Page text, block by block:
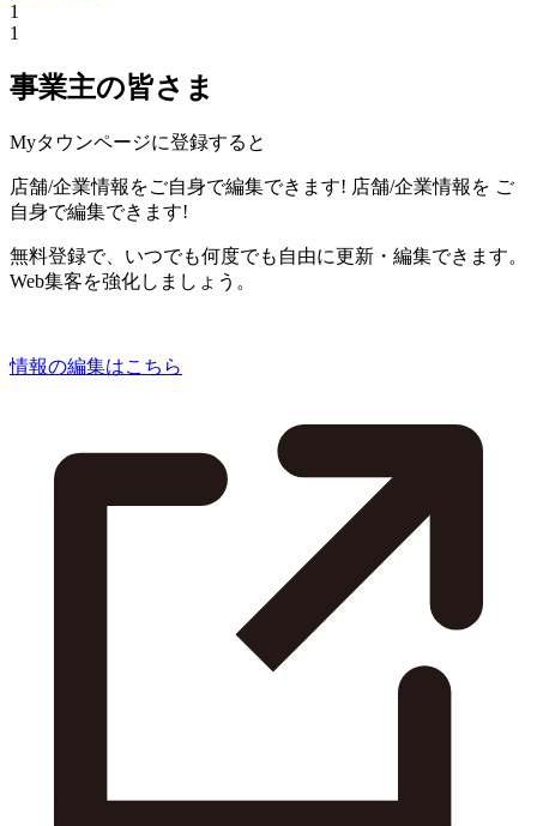
1
1
事業主の皆さま
Myタウンページに登録すると
店舗/企業情報をご自身で編集できます! 店舗/企業情報を ご
自身で編集できます!
無料登録で、いつでも何度でも自由に更新・編集できます。
Web集客を強化しましょう。
情報の編集はこちら